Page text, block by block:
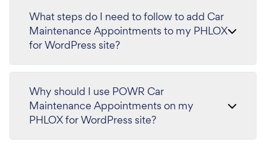
What steps do I need to follow to add Car
Maintenance Appointments to my PHLOX
for WordPress site?
Why should I use POWR Car
Maintenance Appointments on my
PHLOX for WordPress site?